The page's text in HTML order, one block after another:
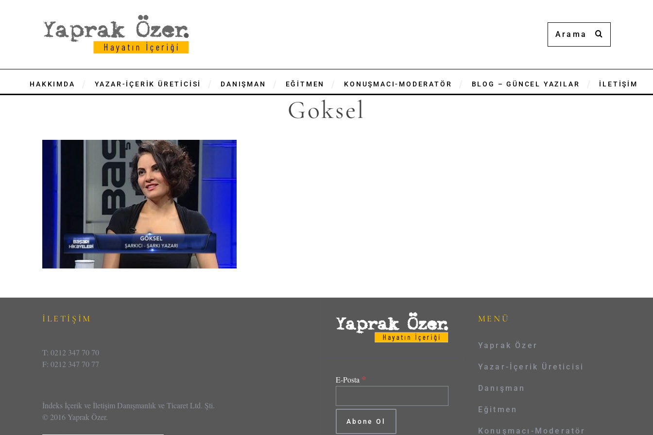
HAKKIMDA YAZAR-İÇERİK ÜRETİCİSİ DANIŞMAN EĞİTMEN KONUŞMACI-MODERATÖR BLOG – GÜNCEL YAZILAR İLETİŞİM
Goksel
İLETİŞİM
T: 0212 347 70 70
F: 0212 347 70 77
İndeks İçerik ve İletişim Danışmanlık ve Ticaret Ltd. Şti.
© 2016 Yaprak Özer.
E-Posta *
MENÜ
Yaprak Özer
Yazar-İçerik Üreticisi
Danışman
Eğitmen
Konuşmacı-Moderatör